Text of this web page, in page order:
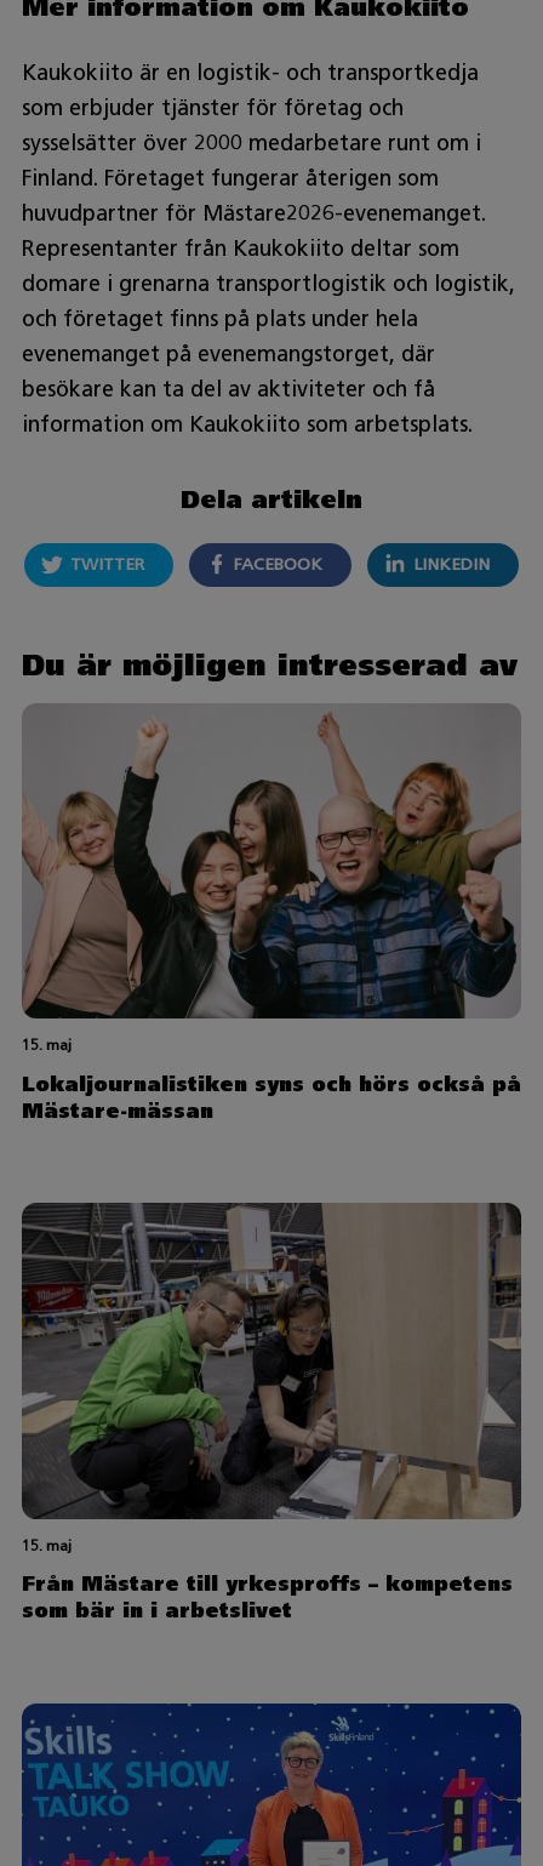
Mer information om Kaukokiito
Kaukokiito är en logistik- och transportkedja
som erbjuder tjänster för företag och
sysselsätter över 2000 medarbetare runt om i
Finland. Företaget fungerar återigen som
huvudpartner för Mästare2026-evenemanget.
Representanter från Kaukokiito deltar som
domare i grenarna transportlogistik och logistik,
och företaget finns på plats under hela
evenemanget på evenemangstorget, där
besökare kan ta del av aktiviteter och få
information om Kaukokiito som arbetsplats.
Dela artikeln
TWITTER FACEBOOK LINKEDIN
Du är möjligen intresserad av
15. maj
Lokaljournalistiken syns och hörs också på
Mästare-mässan
15. maj
Från Mästare till yrkesproffs – kompetens
som bär in i arbetslivet